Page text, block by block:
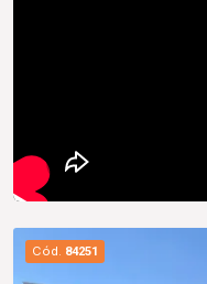
Cód. 84251